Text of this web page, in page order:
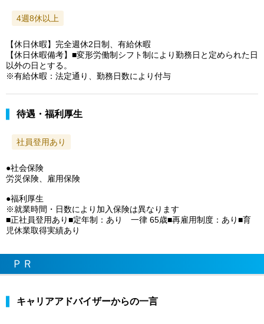
4週8休以上
【休日休暇】完全週休2日制、有給休暇
【休日休暇備考】■変形労働制シフト制により勤務日と定められた日
以外の日とする。
※有給休暇：法定通り、勤務日数により付与
待遇・福利厚生
社員登用あり
●社会保険
労災保険、雇用保険
●福利厚生
※就業時間・日数により加入保険は異なります
■正社員登用あり■定年制：あり 一律 65歳■再雇用制度：あり■育
児休業取得実績あり
ＰＲ
キャリアアドバイザーからの一言